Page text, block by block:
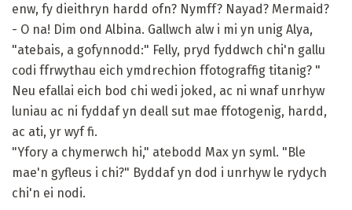
enw, fy dieithryn hardd ofn? Nymff? Nayad? Mermaid?
- O na! Dim ond Albina. Gallwch alw i mi yn unig Alya,
"atebais, a gofynnodd:" Felly, pryd fyddwch chi'n gallu
codi ffrwythau eich ymdrechion ffotograffig titanig? "
Neu efallai eich bod chi wedi joked, ac ni wnaf unrhyw
luniau ac ni fyddaf yn deall sut mae ffotogenig, hardd,
ac ati, yr wyf fi.
"Yfory a chymerwch hi," atebodd Max yn syml. "Ble
mae'n gyfleus i chi?" Byddaf yn dod i unrhyw le rydych
chi'n ei nodi.